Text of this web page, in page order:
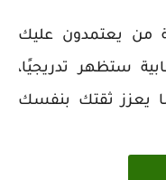
يعتمدون عليك
ستظهر تدريجيًا،
يعزز ثقتك بنفسك